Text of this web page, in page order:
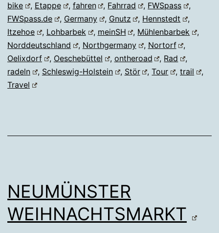
bike
, Etappe , fahren , Fahrrad , FWSpass
,
FWSpass.de
, Germany , Gnutz , Hennstedt
,
Itzehoe
, Lohbarbek , meinSH , Mühlenbarbek
,
Norddeutschland
, Northgermany , Nortorf
,
Oelixdorf
, Oeschebüttel , ontheroad , Rad
,
radeln
, Schleswig-Holstein , Stör ,Tour ,trail
,
Travel
NEUMÜNSTER
WEIHNACHTSMARKT